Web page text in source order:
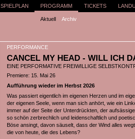
SPIELPLAN PROGRAMM
Aktuell Archiv
TICKETS
PERFORMANCE
CANCEL MY HEAD - WILL ICH
EINE PERFORMATIVE FREIWILLIGE
Premiere: 15. Mai 26
Aufführung wieder im Herbst 2026
Was passiert eigentlich im eigenen Herzen und im
der eigenen Seele, wenn man sich anhört, wie ein
immer auf der Seite der Unterdrückten, der
so schön zerbrechlich und leidenschaftlich und
Böse ansingt, davon säuselt, dass der Wind alles
die von heute, die des Lebens?